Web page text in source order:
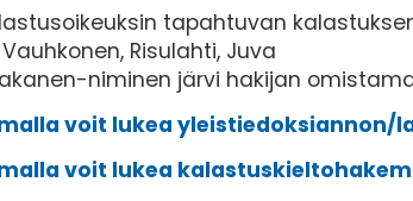
tapahtuvan
Risulahti, Juva
niminen järvi hakijan
voit lukea yleistiedoksiannon/
voit lukea